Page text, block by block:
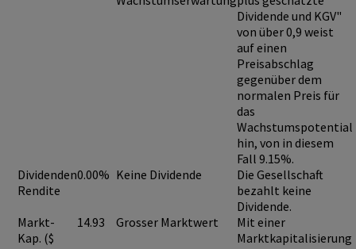
Dividende und KGV"
von über 0,9 weist
auf einen
Preisabschlag
gegenüber dem
normalen Preis für
das
Wachstumspotential
hin, von in diesem
Fall 9.15%.
Dividenden
Rendite
0.00% Keine Dividende
Die Gesellschaft
bezahlt keine
Dividende.
Markt-
Kap. ($
14.93 Grosser Marktwert
Mit einer
Marktkapitalisierung